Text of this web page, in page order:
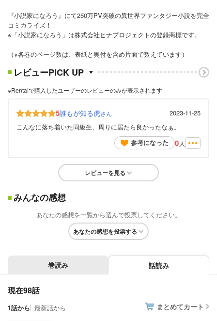
『小説家になろう』にて250万PV突破の異世界ファンタジー小説を完全
コミカライズ！
※「小説家になろう」は株式会社ヒナプロジェクトの登録商標です。
（※各巻のページ数は、表紙と奥付を含め片面で数えています）
レビューPICK UP
※Renta!で購入したユーザーのレビューのみが表示されます
5誰もが知る虎さん
2023-11-25
こんなに落ち着いた同級生、周りに居たら良かったなぁ。
参考になった
0 人
レビューを見る
みんなの感想
あなたの感想を一覧から選んで投票してください。
あなたの感想を投票する
巻読み 話読み
現在98話
1話から 最新話から まとめてカート